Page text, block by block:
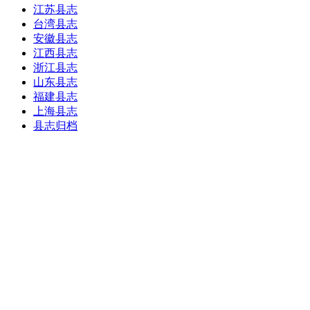
江苏县志
台湾县志
安徽县志
江西县志
浙江县志
山东县志
福建县志
上海县志
县志归档